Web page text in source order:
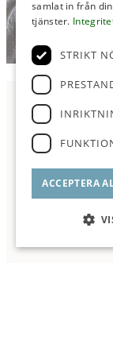
samlat in från
tjänster.
STRIKT
ACCEPTERA